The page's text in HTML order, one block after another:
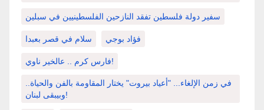
سفير دولة فلسطين تفقد النازحين الفلسطينيين في سبلين
سلام في قصر بعبدا فؤاد بوجي
فارس كرم .. عالخير ناوي!
في زمن الإلغاء... "أعياد بيروت" يختار المقاومة بالفن والحياة..
وبيبقى لبنان!